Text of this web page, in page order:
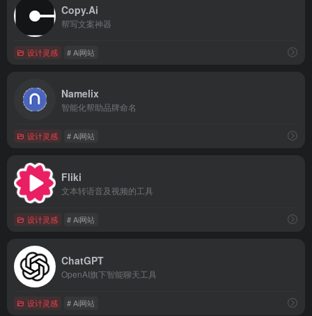
Copy.Ai
帮写文案神器
设计灵感 # Ai网站
Namelix
智能化帮助品牌命名
设计灵感 # Ai网站
Fliki
文本转语音及视频的工具
设计灵感 # Ai网站
ChatGPT
OpenAI旗下智能聊天工具
设计灵感 # Ai网站